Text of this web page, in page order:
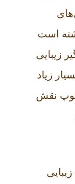
است
زیبایی
زیاد
نقش